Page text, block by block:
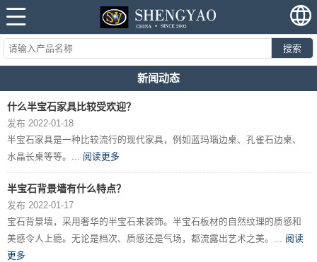
搜索
新闻动态
什么半宝石家具比较受欢迎？
发布 2022-01-18
半宝石家具是一种比较流行的现代家具，例如蓝玛瑙边桌、孔雀石边桌、
水晶长桌等等。... 阅读更多
半宝石背景墙有什么特点？
发布 2022-01-17
宝石背景墙，采用奢华的半宝石来装饰。半宝石板材的自然纹理的质感和
美感令人上瘾。无论是档次、质感还是气场，都流露出艺术之美。... 阅读
更多